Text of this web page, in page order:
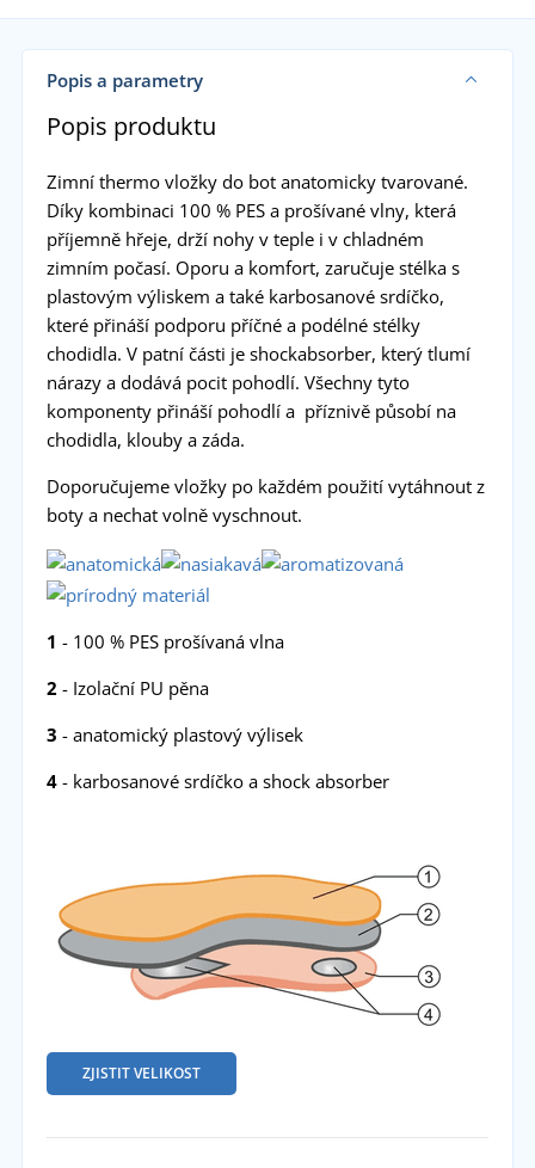
Popis a parametry
Popis produktu
Zimní thermo vložky do bot anatomicky tvarované.
Díky kombinaci 100 % PES a prošívané vlny, která
příjemně hřeje, drží nohy v teple i v chladném
zimním počasí. Oporu a komfort, zaručuje stélka s
plastovým výliskem a také karbosanové srdíčko,
které přináší podporu příčné a podélné stélky
chodidla. V patní části je shockabsorber, který tlumí
nárazy a dodává pocit pohodlí. Všechny tyto
komponenty přináší pohodlí a příznivě působí na
chodidla, klouby a záda.
Doporučujeme vložky po každém použití vytáhnout z
boty a nechat volně vyschnout.
1 - 100 % PES prošívaná vlna
2 - Izolační PU pěna
3 - anatomický plastový výlisek
4- karbosanové srdíčko a shock absorber
ZJISTIT VELIKOST